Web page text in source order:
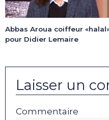
Abbas Aroua coiffeur
pour Didier Lemaire
Laisser un
Commentaire